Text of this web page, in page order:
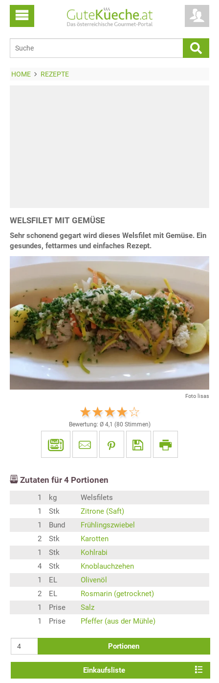
HOME REZEPTE
WELSFILET MIT GEMÜSE
Sehr schonend gegart wird dieses Welsfilet mit Gemüse. Ein
gesundes, fettarmes und einfaches Rezept.
Foto lisas
Bewertung: Ø 4,1 (80 Stimmen)
Zutaten für 4 Portionen
1 kg
Welsfilets
1
Stk
Zitrone (Saft)
1
Bund
Frühlingszwiebel
2
Stk
Karotten
1
Stk
Kohlrabi
4
Stk
Knoblauchzehen
1
EL
Olivenöl
2
EL
Rosmarin (getrocknet)
1
Prise
Salz
1
Prise Pfeffer (aus der Mühle)
Portionen
Einkaufsliste